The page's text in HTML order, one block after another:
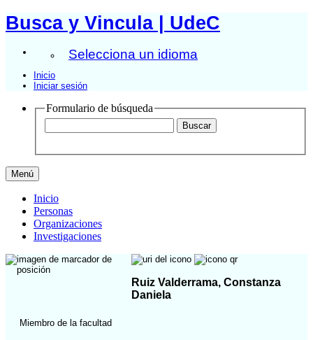
Busca y Vincula | UdeC
Selecciona un idioma
Inicio
Iniciar sesión
Formulario de búsqueda
Menú
Inicio
Personas
Organizaciones
Investigaciones
Ruiz Valderrama, Constanza
Daniela
Miembro de la facultad